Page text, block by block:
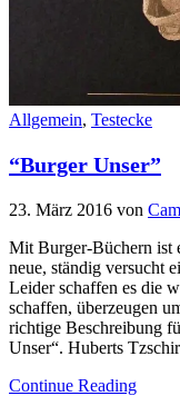
Allgemein, Testecke
“Burger Unser”
23. März 2016 von
Mit Burger-Büchern ist
neue, ständig versucht
Leider schaffen es die
schaffen, überzeugen
richtige Beschreibung
Unser“. Huberts
Continue Reading